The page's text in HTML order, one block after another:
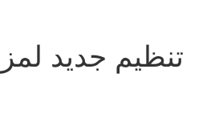
تنظيم جديد